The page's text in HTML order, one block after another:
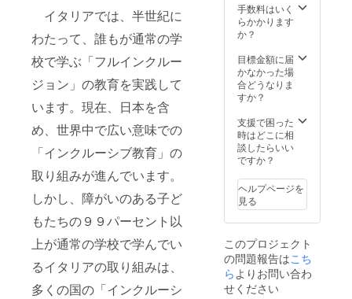
イタリアでは、半世紀に
わたって、誰もが通常の学
校で学ぶ「フルインクルー
ジョン」の教育を実践して
います。現在、日本を含
め、世界中で広い意味での
「インクルーシブ教育」の
取り組みが進んでいます。
しかし、障がいのある子ど
もたちの９９パーセント以
上が通常の学校で学んでい
るイタリアの取り組みは、
多くの国の「インクルーシ
手数料はいく
らかかります
か？
目標金額に届
かなかった場
合どうなりま
すか？
支援で困った
時はどこに相
談したらいい
ですか？
ヘルプページを
見る
このプロジェクト
の問題報告はこち
ら よりお問い合わ
せください